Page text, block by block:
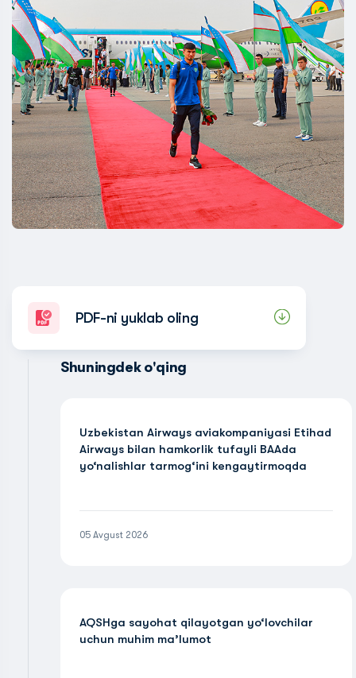
PDF-ni yuklab oling
Shuningdek o'qing
Uzbekistan Airways aviakompaniyasi Etihad
Airways bilan hamkorlik tufayli BAAda
yo‘nalishlar tarmog‘ini kengaytirmoqda
05 Avgust 2026
AQSHga sayohat qilayotgan yo‘lovchilar
uchun muhim ma’lumot